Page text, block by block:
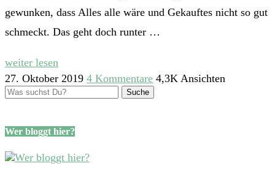
gewunken, dass Alles alle wäre und Gekauftes nicht so gut
schmeckt. Das geht doch runter …
weiter lesen
27. Oktober 2019 4 Kommentare 4,3K Ansichten
Wer bloggt hier?